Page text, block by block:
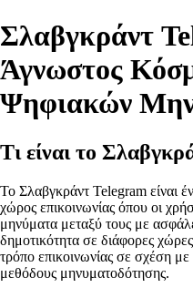
Σλαβγκράντ
Άγνωστος
Ψηφιακών
Τι είναι το
Το Σλαβγκράντ Telegram είναι
χώρος επικοινωνίας όπου οι
μηνύματα μεταξύ τους με
δημοτικότητα σε διάφορες
τρόπο επικοινωνίας σε σχέση με
μεθόδους μηνυματοδότησης.